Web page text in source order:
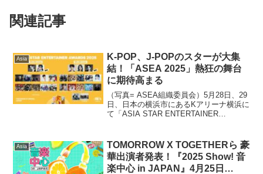
関連記事
Asia
K-POP、J-POPのスターが大集
結！「ASEA 2025」熱狂の舞台
に期待高まる
（写真= ASEA組織委員会）5月28日、29
日、日本の横浜市にあるKアリーナ横浜に
て「ASIA STAR ENTERTAINER
Present...
Asia
TOMORROW X TOGETHERら 豪
華出演者発表！『2025 Show! 音
楽中心 in JAPAN』4月25日